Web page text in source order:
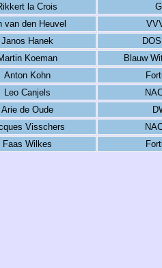
la Crois
van den Heuvel
Janos Hanek
Koeman
Blauw
Anton Kohn
Leo Canjels
Arie de Oude
Visschers
Faas Wilkes